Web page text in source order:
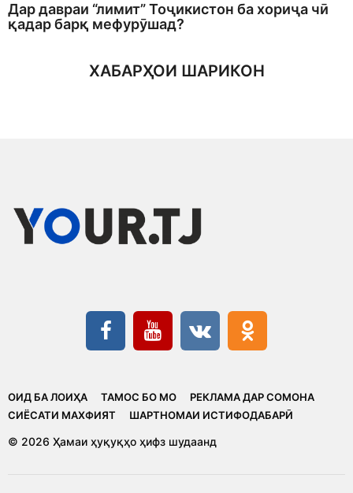
Дар давраи “лимит” Тоҷикистон ба хориҷа чӣ
қадар барқ мефурӯшад?
ХАБАРҲОИ ШАРИКОН
ОИД БА ЛОИҲА ТАМОС БО МО
РЕКЛАМА ДАР СОМОНА
CИЁСАТИ МАХФИЯТ
ШАРТНОМАИ ИСТИФОДАБАРӢ
© 2026 Ҳамаи ҳуқуқҳо ҳифз шудаанд